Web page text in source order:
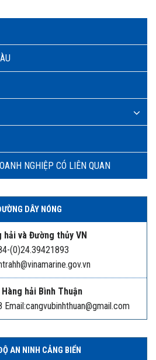
NGHIỆP CÓ LIÊN QUAN
DÂY NÓNG
hải và Đường thủy VN
(0)24.39421893
hải Bình Thuận
AN NINH CẢNG BIỂN